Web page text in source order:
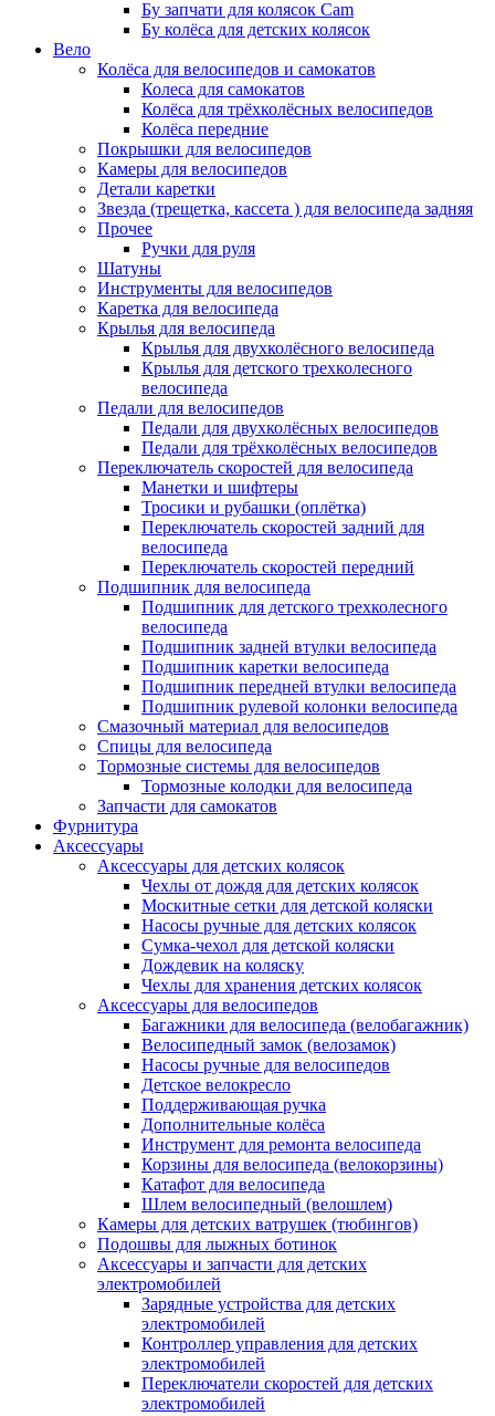
Бу запчати для колясок Cam
Бу колёса для детских колясок
Вело
Колёса для велосипедов и самокатов
Колеса для самокатов
Колёса для трёхколёсных велосипедов
Колёса передние
Покрышки для велосипедов
Камеры для велосипедов
Детали каретки
Звезда (трещетка, кассета ) для велосипеда задняя
Прочее
Ручки для руля
Шатуны
Инструменты для велосипедов
Каретка для велосипеда
Крылья для велосипеда
Крылья для двухколёсного велосипеда
Крылья для детского трехколесного
велосипеда
Педали для велосипедов
Педали для двухколёсных велосипедов
Педали для трёхколёсных велосипедов
Переключатель скоростей для велосипеда
Манетки и шифтеры
Тросики и рубашки (оплётка)
Переключатель скоростей задний для
велосипеда
Переключатель скоростей передний
Подшипник для велосипеда
Подшипник для детского трехколесного
велосипеда
Подшипник задней втулки велосипеда
Подшипник каретки велосипеда
Подшипник передней втулки велосипеда
Подшипник рулевой колонки велосипеда
Смазочный материал для велосипедов
Спицы для велосипеда
Тормозные системы для велосипедов
Тормозные колодки для велосипеда
Запчасти для самокатов
Фурнитура
Аксессуары
Аксессуары для детских колясок
Чехлы от дождя для детских колясок
Москитные сетки для детской коляски
Насосы ручные для детских колясок
Сумка-чехол для детской коляски
Дождевик на коляску
Чехлы для хранения детских колясок
Аксессуары для велосипедов
Багажники для велосипеда (велобагажник)
Велосипедный замок (велозамок)
Насосы ручные для велосипедов
Детское велокресло
Поддерживающая ручка
Дополнительные колёса
Инструмент для ремонта велосипеда
Корзины для велосипеда (велокорзины)
Катафот для велосипеда
Шлем велосипедный (велошлем)
Камеры для детских ватрушек (тюбингов)
Подошвы для лыжных ботинок
Аксессуары и запчасти для детских
электромобилей
Зарядные устройства для детских
электромобилей
Контроллер управления для детских
электромобилей
Переключатели скоростей для детских
электромобилей